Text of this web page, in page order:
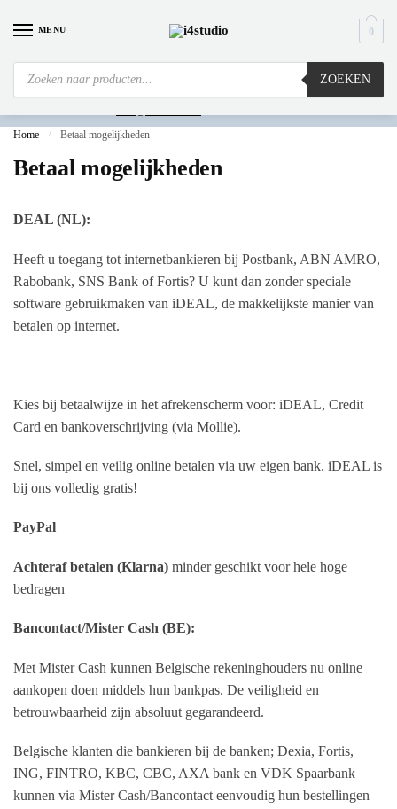
MENU
ZOEKEN
0
Home / Betaal mogelijkheden
Betaal mogelijkheden
DEAL (NL):
Heeft u toegang tot internetbankieren bij Postbank, ABN AMRO,
Rabobank, SNS Bank of Fortis? U kunt dan zonder speciale
software gebruikmaken van iDEAL, de makkelijkste manier van
betalen op internet.
Kies bij betaalwijze in het afrekenscherm voor: iDEAL, Credit
Card en bankoverschrijving (via Mollie).
Snel, simpel en veilig online betalen via uw eigen bank. iDEAL is
bij ons volledig gratis!
PayPal
Achteraf betalen (Klarna) minder geschikt voor hele hoge
bedragen
Bancontact/Mister Cash (BE):
Met Mister Cash kunnen Belgische rekeninghouders nu online
aankopen doen middels hun bankpas. De veiligheid en
betrouwbaarheid zijn absoluut gegarandeerd.
Belgische klanten die bankieren bij de banken; Dexia, Fortis,
ING, FINTRO, KBC, CBC, AXA bank en VDK Spaarbank
kunnen via Mister Cash/Bancontact eenvoudig hun bestellingen